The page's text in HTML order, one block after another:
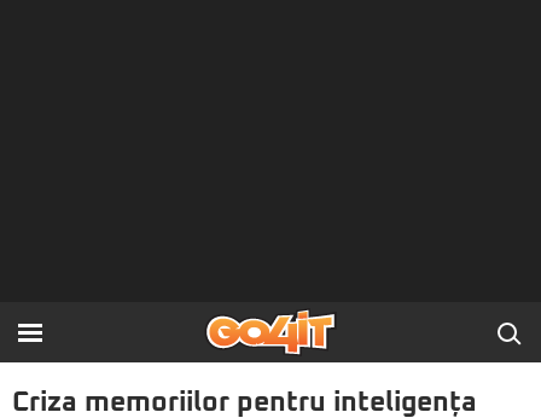
Criza memoriilor pentru inteligența